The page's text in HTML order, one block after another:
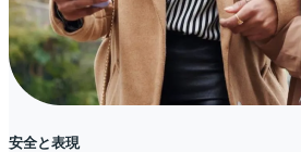
安全と表現